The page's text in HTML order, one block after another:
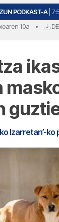
PODKAST-A |
10a •
Izarretan’-ko